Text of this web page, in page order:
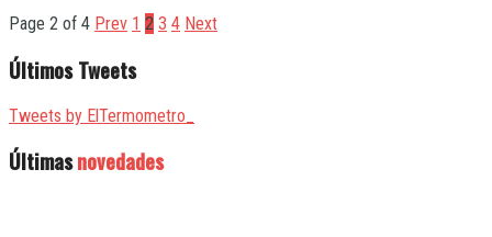
Page 2 of 4 Prev 1 2 3 4 Next
Últimos Tweets
Tweets by ElTermometro_
Últimasnovedades